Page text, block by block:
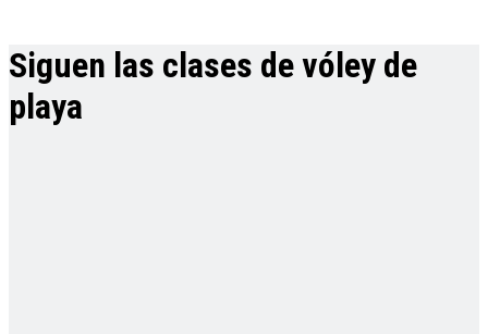
Siguen las clases de vóley de
playa